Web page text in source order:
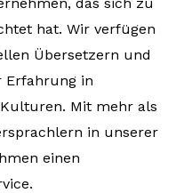
hat. Wir verfügen
Übersetzern und
Erfahrung in
Mit mehr als
in unserer
einen